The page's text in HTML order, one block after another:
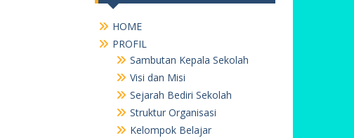
HOME
PROFIL
Sambutan Kepala Sekolah
Visi dan Misi
Sejarah Bediri Sekolah
Struktur Organisasi
Kelompok Belajar